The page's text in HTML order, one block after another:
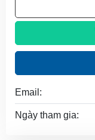
Email:
Ngày tham gia: